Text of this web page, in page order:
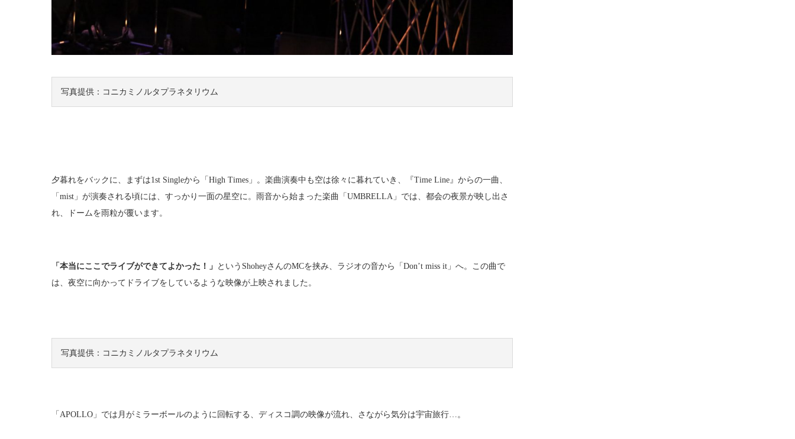
写真提供：コニカミノルタプラネタリウム
夕暮れをバックに、まずは1st Singleから「High Times」。楽曲演奏中も空は徐々に暮れていき、『Time Line』からの一曲、
「mist」が演奏される頃には、すっかり一面の星空に。雨音から始まった楽曲「UMBRELLA」では、都会の夜景が映し出さ
れ、ドームを雨粒が覆います。
「本当にここでライブができてよかった！」 というShoheyさんのMCを挟み、ラジオの音から「Don’t miss it」へ。この曲で
は、夜空に向かってドライブをしているような映像が上映されました。
写真提供：コニカミノルタプラネタリウム
「APOLLO」では月がミラーボールのように回転する、ディスコ調の映像が流れ、さながら気分は宇宙旅行…。